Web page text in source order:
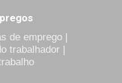
principal
de emprego |
trabalhador |